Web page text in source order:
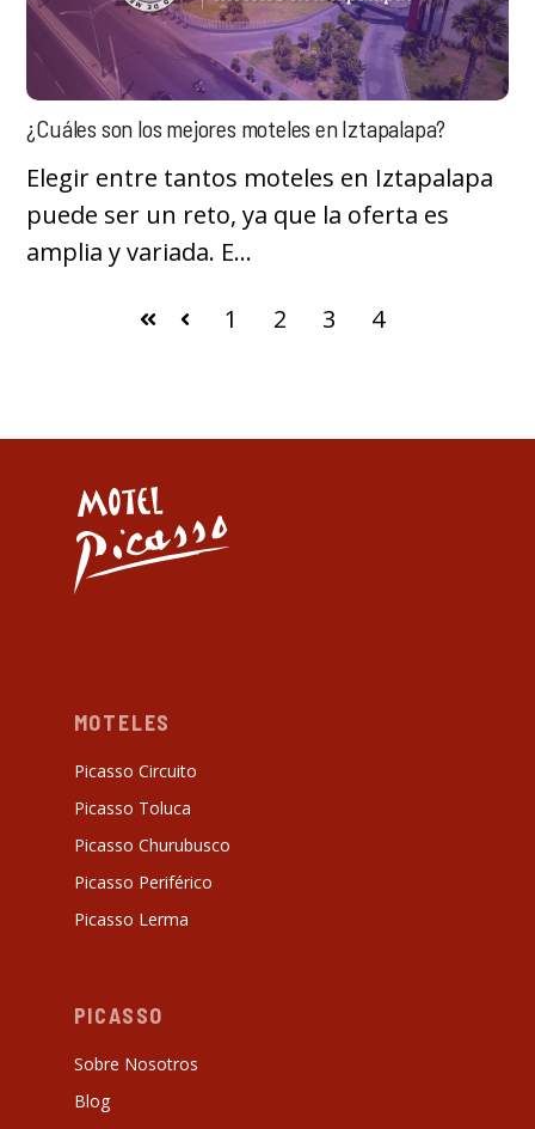
¿Cuáles son los mejores moteles en Iztapalapa?
Elegir entre tantos moteles en Iztapalapa
puede ser un reto, ya que la oferta es
amplia y variada. E...
Anterior
1 2 3 4
MOTELES
Picasso Circuito
Picasso Toluca
Picasso Churubusco
Picasso Periférico
Picasso Lerma
PICASSO
Sobre Nosotros
Blog